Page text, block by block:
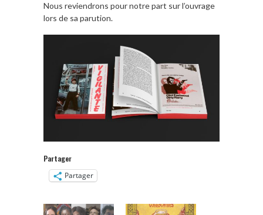
Nous reviendrons pour notre part sur l’ouvrage
lors de sa parution.
Partager
Partager